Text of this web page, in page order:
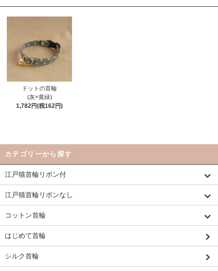
ドットの首輪
(灰×黄緑)
1,782円(税162円)
カテゴリーから探す
江戸猫首輪リボン付
江戸猫首輪リボンなし
コットン首輪
はじめて首輪
シルク首輪